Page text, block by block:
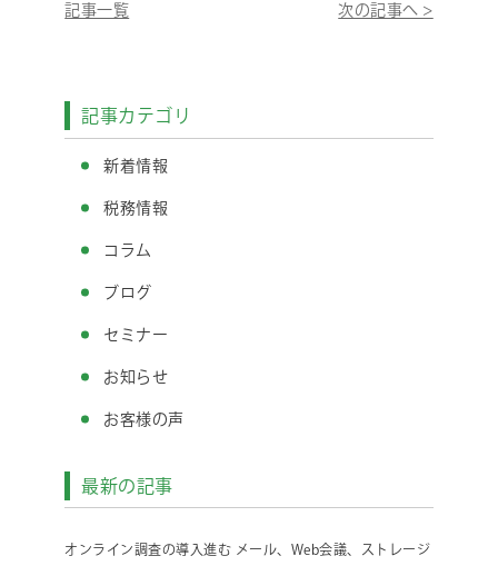
記事一覧 次の記事へ >
記事カテゴリ
新着情報
税務情報
コラム
ブログ
セミナー
お知らせ
お客様の声
最新の記事
オンライン調査の導入進む メール、Web会議、ストレージ